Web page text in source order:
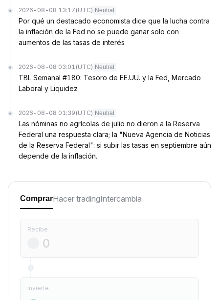
2026-08-08 13:17 (UTC) Neutral
Por qué un destacado economista dice que la lucha contra
la inflación de la Fed no se puede ganar solo con
aumentos de las tasas de interés
2026-08-08 03:01 (UTC) Neutral
TBL Semanal #180: Tesoro de EE.UU. y la Fed, Mercado
Laboral y Liquidez
2026-08-08 01:39 (UTC) Neutral
Las nóminas no agrícolas de julio no dieron a la Reserva
Federal una respuesta clara; la "Nueva Agencia de Noticias
de la Reserva Federal": si subir las tasas en septiembre aún
depende de la inflación.
ComprarHacer tradingIntercambia
Recibe
Invierte